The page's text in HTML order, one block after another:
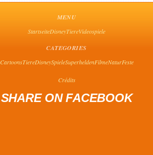
MENU
StartseiteDisneyTiereVideospiele
CATEGORIES
CartoonsTiereDisneySpieleSuperheldenFilmeNaturFeste
Crédits
SHARE ON FACEBOOK